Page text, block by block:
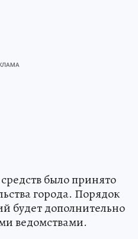
было принято
города. Порядок
будет дополнительно
ведомствами.